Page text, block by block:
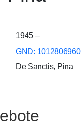
1945 –
GND: 1012806960
De Sanctis, Pina